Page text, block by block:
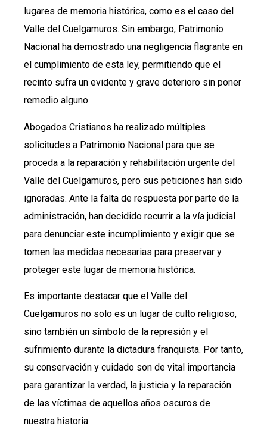
lugares de memoria histórica, como es el caso del
Valle del Cuelgamuros. Sin embargo, Patrimonio
Nacional ha demostrado una negligencia flagrante en
el cumplimiento de esta ley, permitiendo que el
recinto sufra un evidente y grave deterioro sin poner
remedio alguno.
Abogados Cristianos ha realizado múltiples
solicitudes a Patrimonio Nacional para que se
proceda a la reparación y rehabilitación urgente del
Valle del Cuelgamuros, pero sus peticiones han sido
ignoradas. Ante la falta de respuesta por parte de la
administración, han decidido recurrir a la vía judicial
para denunciar este incumplimiento y exigir que se
tomen las medidas necesarias para preservar y
proteger este lugar de memoria histórica.
Es importante destacar que el Valle del
Cuelgamuros no solo es un lugar de culto religioso,
sino también un símbolo de la represión y el
sufrimiento durante la dictadura franquista. Por tanto,
su conservación y cuidado son de vital importancia
para garantizar la verdad, la justicia y la reparación
de las víctimas de aquellos años oscuros de
nuestra historia.